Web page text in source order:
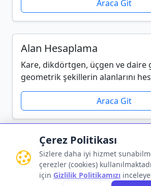
Araca Git
Alan Hesaplama
Kare, dikdörtgen, üçgen ve daire
geometrik şekillerin alanlarını
Araca Git
Çerez Politikası
Sizlere daha iyi hizmet
çerezler (cookies)
için Gizlilik Politikamızı
Gizlilik Politikası • Kullanım